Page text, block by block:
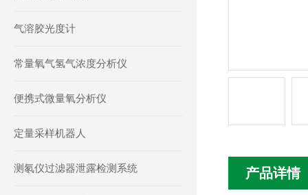
产品详情
气溶胶光度计
常量氧气氢气浓度分析仪
便携式微量氧分析仪
定量采样机器人
测氡仪过滤器泄露检测系统